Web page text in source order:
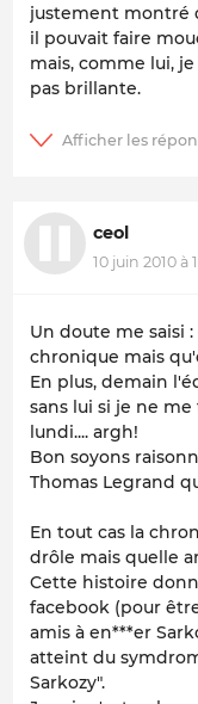
justement montré
il pouvait faire
mais, comme lui,
pas brillante.
ceol
10 juin 2010 à
Un doute me saisi
chronique mais
En plus, demain
sans lui si je ne
lundi.... argh!
Bon soyons
Thomas Legrand
En tout cas la
drôle mais quelle
Cette histoire
facebook (pour
amis à en***er
atteint du
Sarkozy".